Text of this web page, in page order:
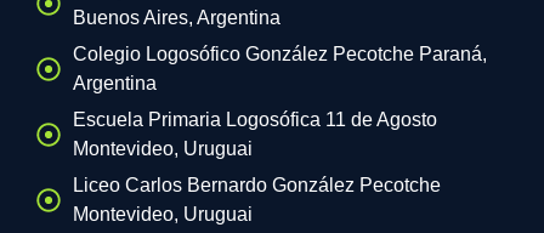
Buenos Aires, Argentina
Colegio Logosófico González Pecotche Paraná,
Argentina
Escuela Primaria Logosófica 11 de Agosto
Montevideo, Uruguai
Liceo Carlos Bernardo González Pecotche
Montevideo, Uruguai